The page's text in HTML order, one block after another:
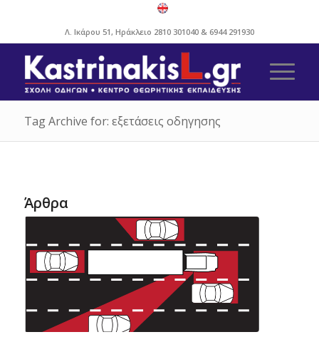
Λ. Ικάρου 51, Ηράκλειο 2810 301040& 6944 291930
Tag Archive for: εξετάσεις οδηγησης
Άρθρα